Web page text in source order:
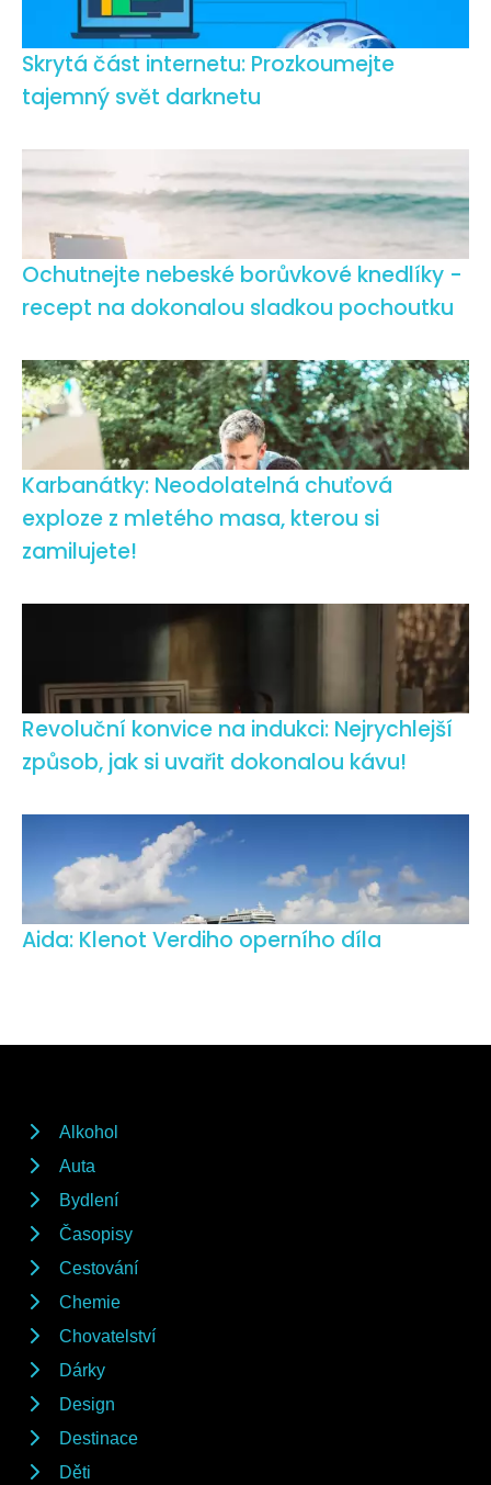
Skrytá část internetu: Prozkoumejte
tajemný svět darknetu
Ochutnejte nebeské borůvkové knedlíky -
recept na dokonalou sladkou pochoutku
Karbanátky: Neodolatelná chuťová
exploze z mletého masa, kterou si
zamilujete!
Revoluční konvice na indukci: Nejrychlejší
způsob, jak si uvařit dokonalou kávu!
Aida: Klenot Verdiho operního díla
Alkohol
Auta
Bydlení
Časopisy
Cestování
Chemie
Chovatelství
Dárky
Design
Destinace
Děti